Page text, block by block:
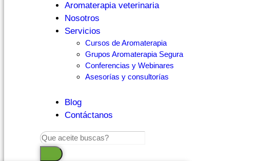
Aromaterapia veterinaria
Nosotros
Servicios
Cursos de Aromaterapia
Grupos Aromaterapia Segura
Conferencias y Webinares
Asesorías y consultorías
Blog
Contáctanos
Search